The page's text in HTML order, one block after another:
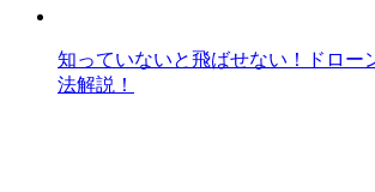
知っていないと飛ばせない！ドロー
法解説！